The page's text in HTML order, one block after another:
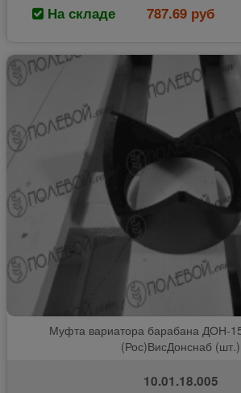
На складе 787.69 руб
Муфта вариатора барабана ДОН-
(Рос)ВисДонснаб (шт.)
10.01.18.005